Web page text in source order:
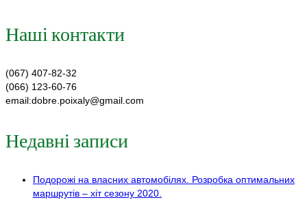
Наші контакти
(067) 407-82-32
(066) 123-60-76
email:dobre.poixaly@gmail.com
Недавні записи
Подорожі на власних автомобілях. Розробка оптимальних
маршрутів – хіт сезону 2020.